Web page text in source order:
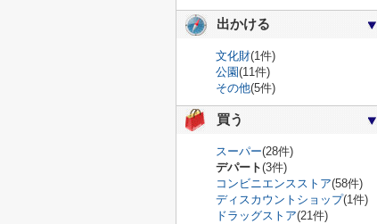
出かける
文化財(1件)
公園(11件)
その他(5件)
買う
スーパー(28件)
デパート(3件)
コンビニエンスストア(58件)
ディスカウントショップ(1件)
ドラッグストア(21件)